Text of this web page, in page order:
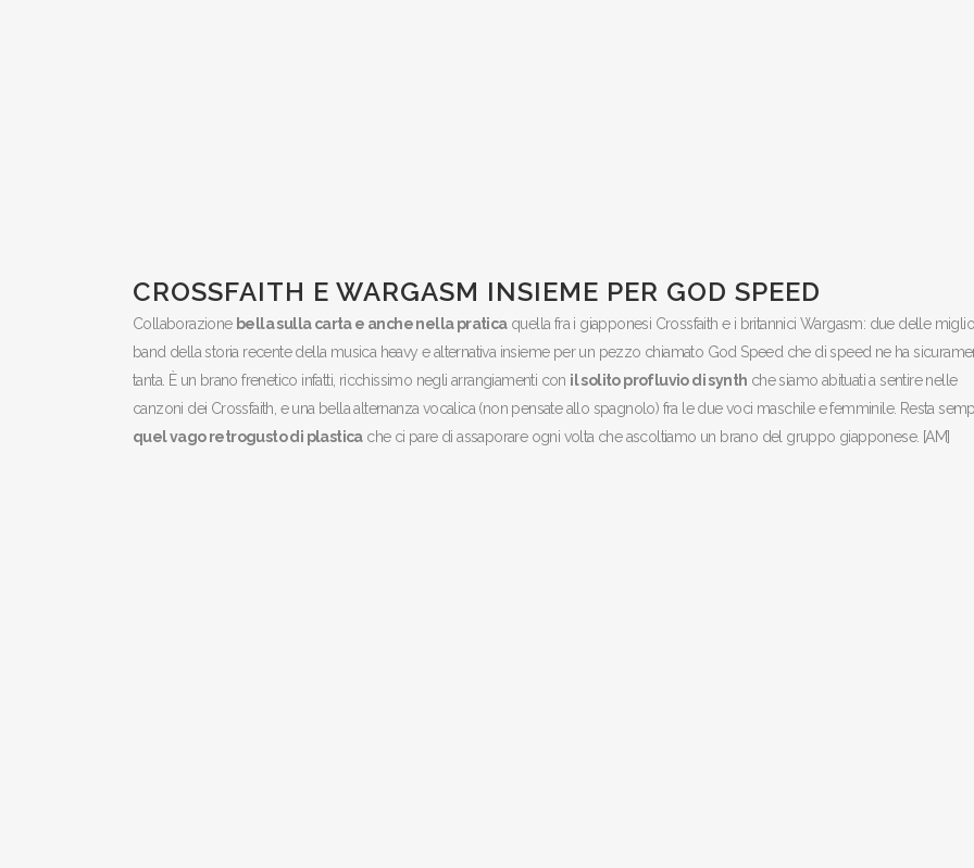
CROSSFAITH E WARGASM INSIEME PER GOD SPEED
Collaborazione bella sulla carta e anche nella praticaquella fra i giapponesi Crossfaith e i britannici Wargasm: due delle
band della storia recente della musica heavy e alternativa insieme per un pezzo chiamato God Speed che di speed ne ha
tanta. È un brano frenetico infatti, ricchissimo negli arrangiamenti con il solito profluvio di synth che siamo abituati a sentire nelle
canzoni dei Crossfaith, e una bella alternanza vocalica (non pensate allo spagnolo) fra le due voci maschile e femminile. Resta
quel vago retrogusto di plasticache ci pare di assaporare ogni volta che ascoltiamo un brano del gruppo giapponese. [AM]